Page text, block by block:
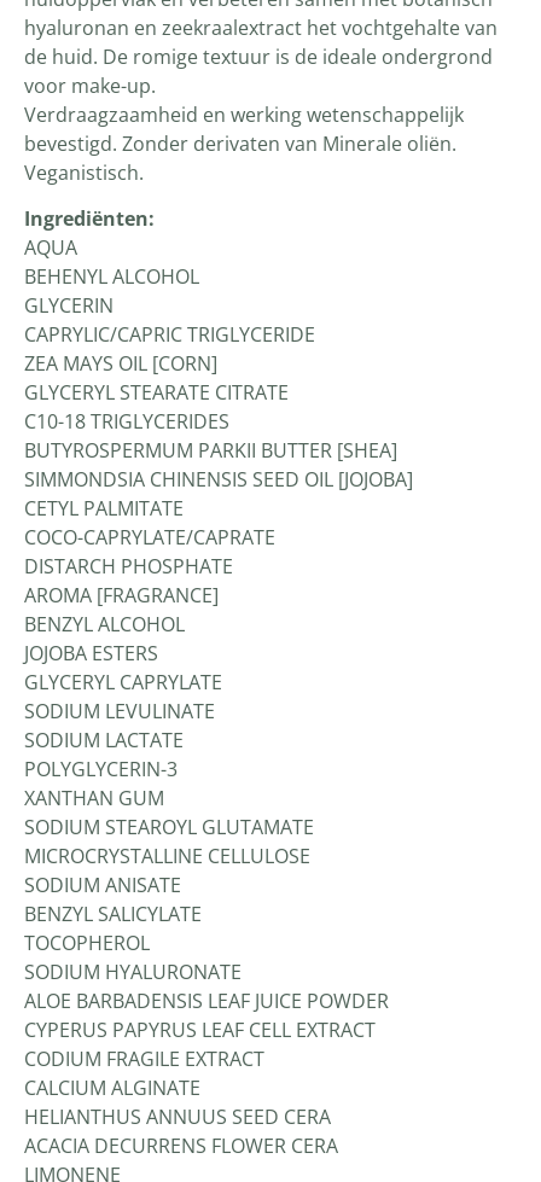
hyaluronan en zeekraalextract het vochtgehalte van
de huid. De romige textuur is de ideale ondergrond
voor make-up.
Verdraagzaamheid en werking wetenschappelijk
bevestigd. Zonder derivaten van Minerale oliën.
Veganistisch.
Ingrediënten:
AQUA
BEHENYL ALCOHOL
GLYCERIN
CAPRYLIC/CAPRIC TRIGLYCERIDE
ZEA MAYS OIL [CORN]
GLYCERYL STEARATE CITRATE
C10-18 TRIGLYCERIDES
BUTYROSPERMUM PARKII BUTTER [SHEA]
SIMMONDSIA CHINENSIS SEED OIL [JOJOBA]
CETYL PALMITATE
COCO-CAPRYLATE/CAPRATE
DISTARCH PHOSPHATE
AROMA [FRAGRANCE]
BENZYL ALCOHOL
JOJOBA ESTERS
GLYCERYL CAPRYLATE
SODIUM LEVULINATE
SODIUM LACTATE
POLYGLYCERIN-3
XANTHAN GUM
SODIUM STEAROYL GLUTAMATE
MICROCRYSTALLINE CELLULOSE
SODIUM ANISATE
BENZYL SALICYLATE
TOCOPHEROL
SODIUM HYALURONATE
ALOE BARBADENSIS LEAF JUICE POWDER
CYPERUS PAPYRUS LEAF CELL EXTRACT
CODIUM FRAGILE EXTRACT
CALCIUM ALGINATE
HELIANTHUS ANNUUS SEED CERA
ACACIA DECURRENS FLOWER CERA
LIMONENE